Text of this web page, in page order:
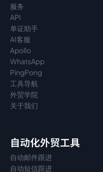
服务
API
单证助手
AI客服
Apollo
WhatsApp
PingPong
工具导航
外贸学院
关于我们
自动化外贸工具
自动邮件跟进
自动短信跟进